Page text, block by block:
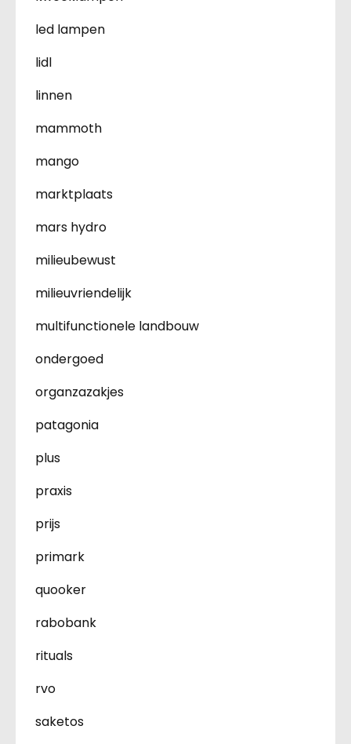
led lampen
lidl
linnen
mammoth
mango
marktplaats
mars hydro
milieubewust
milieuvriendelijk
multifunctionele landbouw
ondergoed
organzazakjes
patagonia
plus
praxis
prijs
primark
quooker
rabobank
rituals
rvo
saketos